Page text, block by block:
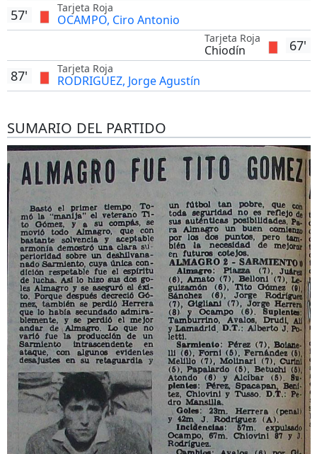
Tarjeta Roja
OCAMPO, Ciro Antonio
57'
67'
Tarjeta Roja
Chiodín
Tarjeta Roja
RODRIGUEZ, Jorge Agustín
87'
SUMARIO DEL PARTIDO